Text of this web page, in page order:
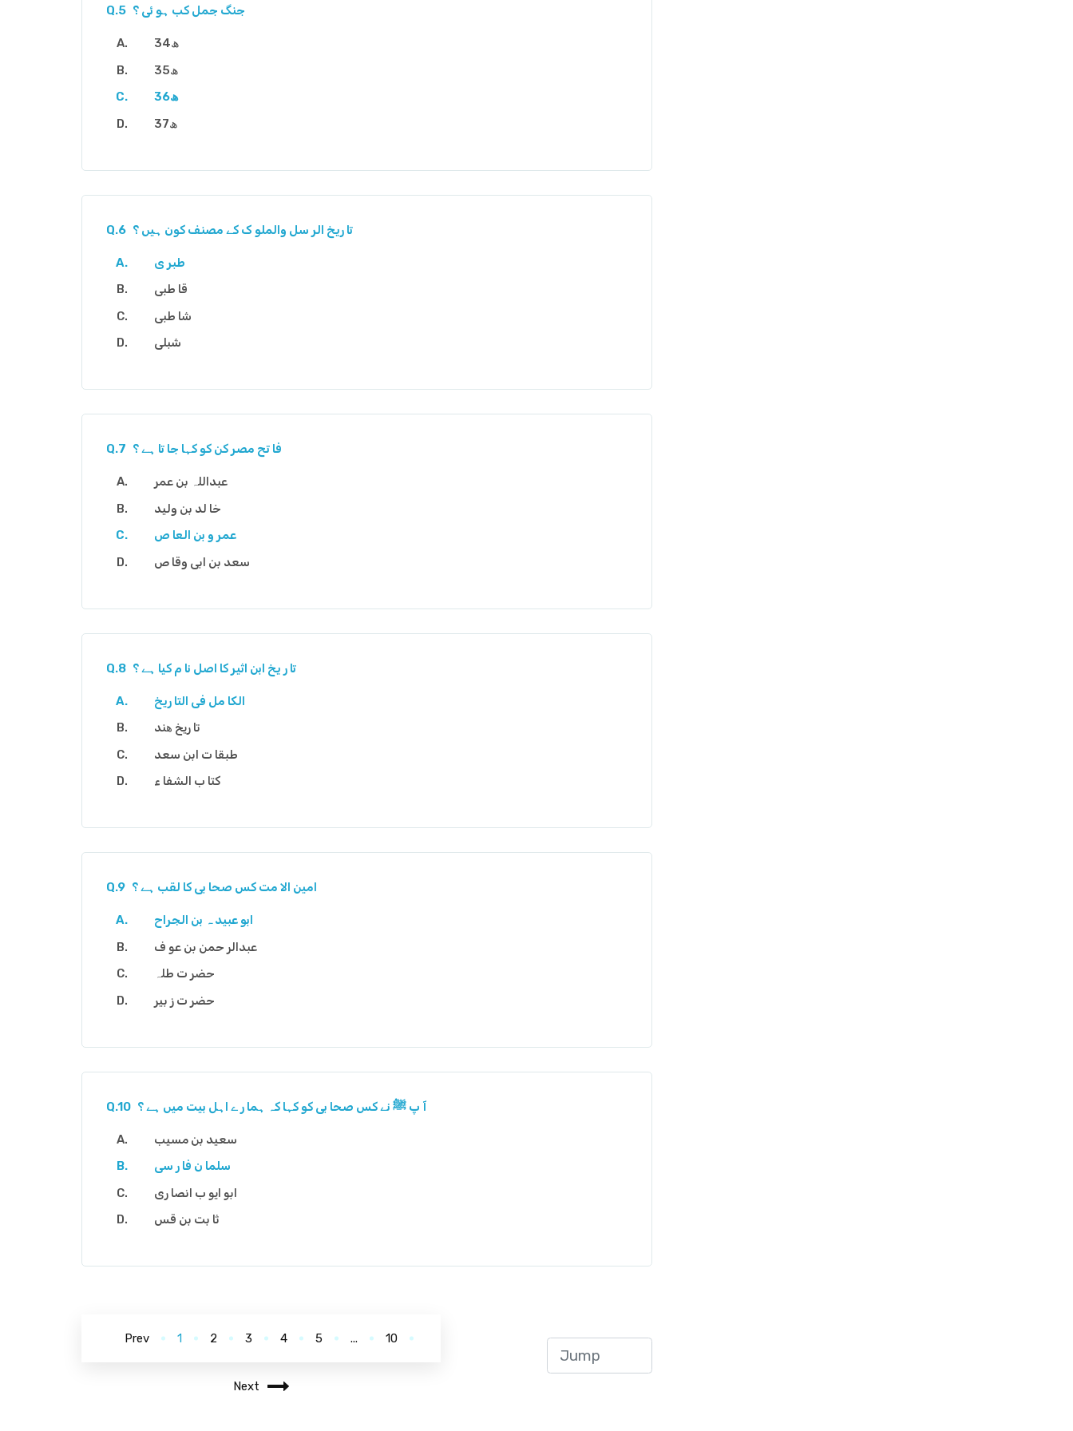
Q.5 جنگ جمل کب ہو ئی ؟
34ھ
35ھ
36ھ
37ھ
Q.6 تا ریخ الر سل والملو ک کے مصنف کون ہیں ؟
طبر ی
قا طبی
شا طبی
شبلی
Q.7 فا تح مصر کن کو کہا جا تا ہے ؟
عبداللہ بن عمر
خا لد بن ولید
عمر و بن العا ص
سعد بن ابی وقا ص
Q.8 تا ر یخ ابن اثیر کا اصل نا م کیا ہے ؟
الکا مل فی التا ریخ
تا ریخ ھند
طبقا ت ابن سعد
کتا ب الشفا ء
Q.9 امین الا مت کس صحا بی کا لقب ہے ؟
ابو عبید ہ بن الجراح
عبدالر حمن بن عو ف
حضر ت طلہ
حضر ت ز بیر
Q.10 آ پ ﷺ نے کس صحا بی کو کہا کہ ہما ر ے اہل بیت میں ہے ؟
سعید بن مسیب
سلما ن فا ر سی
ابو ایو ب انصا ری
ثا بت بن قس
Prev 1 2 3 4 5 ... 10
Next